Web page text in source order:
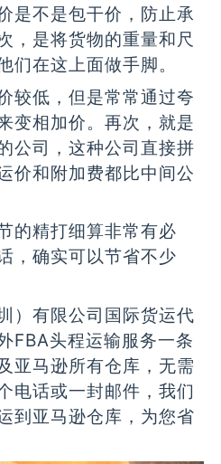
是不是包干价，防止承
，是将货物的重量和尺
们在这上面做手脚。
较低，但是常常通过夸
变相加价。再次，就是
公司，这种公司直接拼
价和附加费都比中间公
的精打细算非常有必
，确实可以节省不少
）有限公司国际货运代
FBA头程运输服务一条
亚马逊所有仓库，无需
电话或一封邮件，我们
到亚马逊仓库，为您省